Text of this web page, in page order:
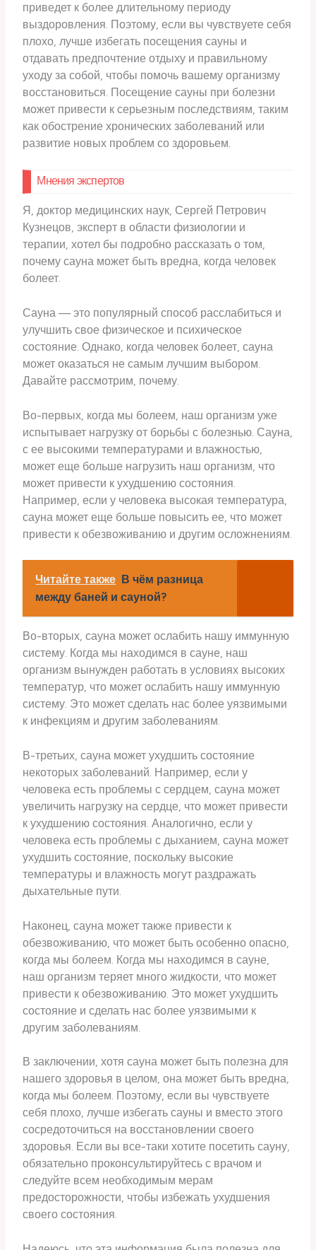
приведет к более длительному периоду
выздоровления. Поэтому, если вы чувствуете себя
плохо, лучше избегать посещения сауны и
отдавать предпочтение отдыху и правильному
уходу за собой, чтобы помочь вашему организму
восстановиться. Посещение сауны при болезни
может привести к серьезным последствиям, таким
как обострение хронических заболеваний или
развитие новых проблем со здоровьем.
Мнения экспертов
Я, доктор медицинских наук, Сергей Петрович
Кузнецов, эксперт в области физиологии и
терапии, хотел бы подробно рассказать о том,
почему сауна может быть вредна, когда человек
болеет.
Сауна — это популярный способ расслабиться и
улучшить свое физическое и психическое
состояние. Однако, когда человек болеет, сауна
может оказаться не самым лучшим выбором.
Давайте рассмотрим, почему.
Во-первых, когда мы болеем, наш организм уже
испытывает нагрузку от борьбы с болезнью. Сауна,
с ее высокими температурами и влажностью,
может еще больше нагрузить наш организм, что
может привести к ухудшению состояния.
Например, если у человека высокая температура,
сауна может еще больше повысить ее, что может
привести к обезвоживанию и другим осложнениям.
Читайте также В чём разница
между баней и сауной?
Во-вторых, сауна может ослабить нашу иммунную
систему. Когда мы находимся в сауне, наш
организм вынужден работать в условиях высоких
температур, что может ослабить нашу иммунную
систему. Это может сделать нас более уязвимыми
к инфекциям и другим заболеваниям.
В-третьих, сауна может ухудшить состояние
некоторых заболеваний. Например, если у
человека есть проблемы с сердцем, сауна может
увеличить нагрузку на сердце, что может привести
к ухудшению состояния. Аналогично, если у
человека есть проблемы с дыханием, сауна может
ухудшить состояние, поскольку высокие
температуры и влажность могут раздражать
дыхательные пути.
Наконец, сауна может также привести к
обезвоживанию, что может быть особенно опасно,
когда мы болеем. Когда мы находимся в сауне,
наш организм теряет много жидкости, что может
привести к обезвоживанию. Это может ухудшить
состояние и сделать нас более уязвимыми к
другим заболеваниям.
В заключении, хотя сауна может быть полезна для
нашего здоровья в целом, она может быть вредна,
когда мы болеем. Поэтому, если вы чувствуете
себя плохо, лучше избегать сауны и вместо этого
сосредоточиться на восстановлении своего
здоровья. Если вы все-таки хотите посетить сауну,
обязательно проконсультируйтесь с врачом и
следуйте всем необходимым мерам
предосторожности, чтобы избежать ухудшения
своего состояния.